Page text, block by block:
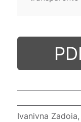
Ivanivna